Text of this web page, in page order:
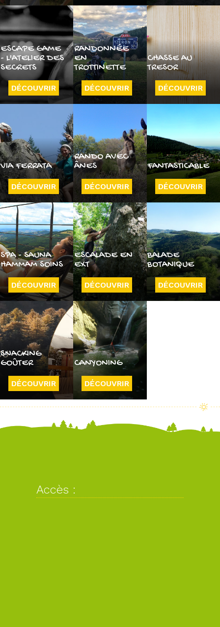
ESCAPE GAME
- L'ATELIER DES
SECRETS
DÉCOUVRIR
RANDONNÉE
EN
TROTTINETTE
DÉCOUVRIR
CHASSE AU
TRESOR
DÉCOUVRIR
VIA FERRATA
DÉCOUVRIR
RANDO AVEC
ÂNES
DÉCOUVRIR
FANTASTICABLE
DÉCOUVRIR
SPA - SAUNA
HAMMAM SOINS
DÉCOUVRIR
ESCALADE EN
EXT
DÉCOUVRIR
BALADE
BOTANIQUE
DÉCOUVRIR
SNACKING
GOÛTER
DÉCOUVRIR
CANYONING
DÉCOUVRIR
Accès :